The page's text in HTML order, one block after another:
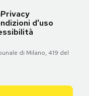
Privacy
d'uso
di Milano, 419 del